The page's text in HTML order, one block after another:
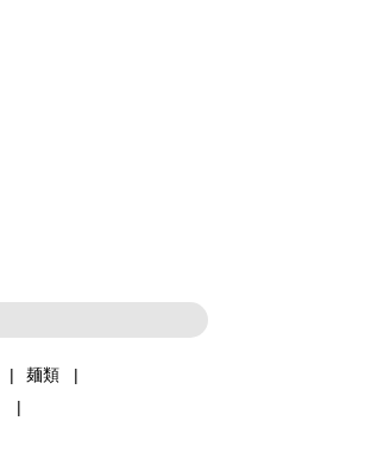
麺類